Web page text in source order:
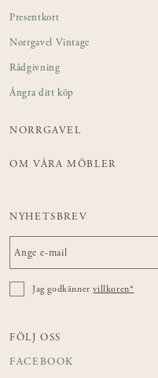
Presentkort
Norrgavel Vintage
Rådgivning
Ångra ditt köp
NORRGAVEL
OM VÅRA MÖBLER
NYHETSBREV
Jag godkännervillkoren*
FÖLJ OSS
FACEBOOK